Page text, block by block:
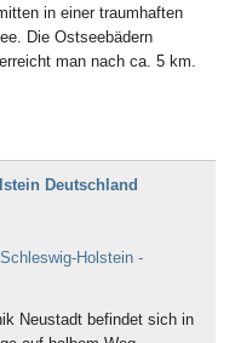
in einer traumhaften
Die Ostseebädern
man nach ca. 5 km.
Deutschland
Holstein -
Neustadt befindet sich in